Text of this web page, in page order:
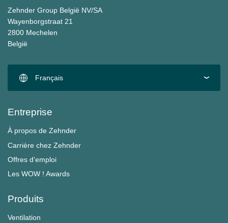
Zehnder Group België NV/SA
Wayenborgstraat 21
2800 Mechelen
België
Français
Entreprise
À propos de Zehnder
Carrière chez Zehnder
Offres d'emploi
Les WOW ! Awards
Produits
Ventilation